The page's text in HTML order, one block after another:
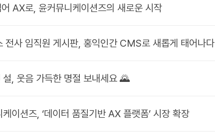
AX로, 윤커뮤니케이션즈의 새로운 시작
전사 임직원 게시판, 홍익인간 CMS로 새롭게 태어나다
, 웃음 가득한 명절 보내세요 🌄
케이션즈, ‘데이터 품질기반 AX 플랫폼’ 시장 확장